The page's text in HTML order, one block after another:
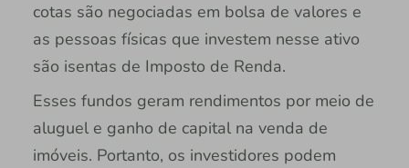
cotas são negociadas em bolsa de valores e
as pessoas físicas que investem nesse ativo
são isentas de Imposto de Renda.
Esses fundos geram rendimentos por meio de
aluguel e ganho de capital na venda de
imóveis. Portanto, os investidores podem